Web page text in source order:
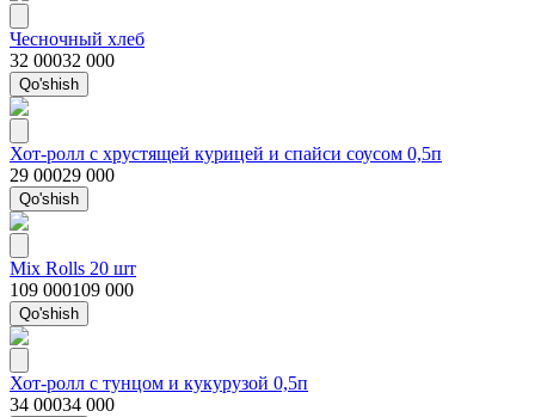
Чесночный хлеб
32 00032 000
Qo'shish
Хот-ролл с хрустящей курицей и спайси соусом 0,5п
29 00029 000
Qo'shish
Mix Rolls 20 шт
109 000109 000
Qo'shish
Хот-ролл с тунцом и кукурузой 0,5п
34 00034 000